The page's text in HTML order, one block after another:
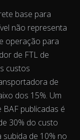
EUR/L.
base para
não representa
operação para
de FTL de
custos
de
dos 15%. Um
publicadas é
30% do custo
de 10% no